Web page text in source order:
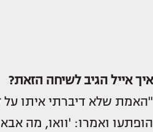
איך אייל הגיב לשיחה הזאת?
"האמת שלא דיברתי איתו על
הופתעו ואמרו: 'וואו, מה